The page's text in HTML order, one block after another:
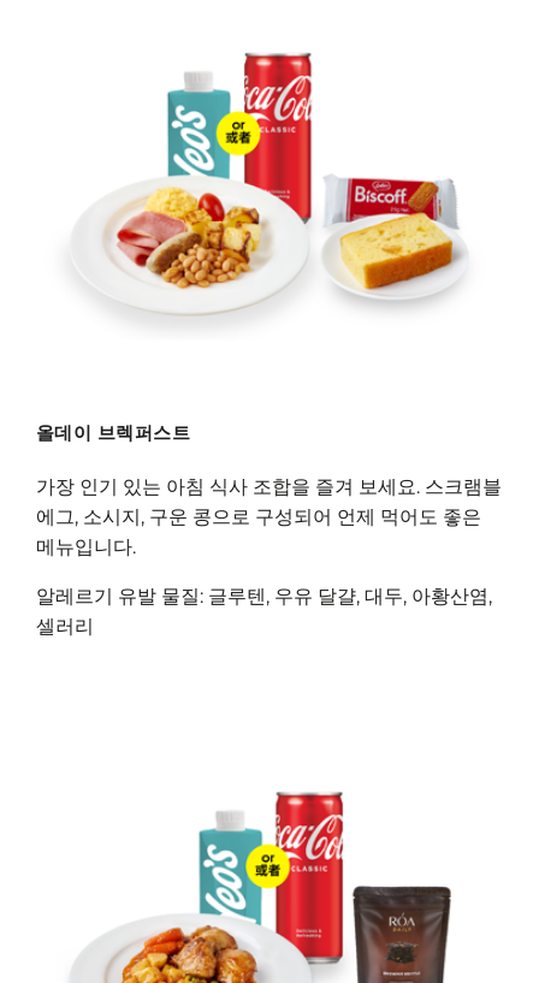
올데이 브렉퍼스트
가장 인기 있는 아침 식사 조합을 즐겨 보세요. 스크램블
에그, 소시지, 구운 콩으로 구성되어 언제 먹어도 좋은
메뉴입니다.
알레르기 유발 물질: 글루텐, 우유 달걀, 대두, 아황산염,
셀러리